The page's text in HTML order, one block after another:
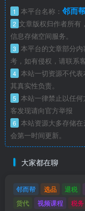
1 本平台名称： 邻而
2 文章版权归作者所有
信息存储空间服务。
3 本平台的文章部分
考，如有侵权，请联系
4 本站一切资源不代
其真实性负责。
5 本站一律禁止以任
客发现请向官方举报
6 本站资源大多存储
会第一时间更新。
大家都在聊
邻而帮 选品 退税
货代
视频课程 税务